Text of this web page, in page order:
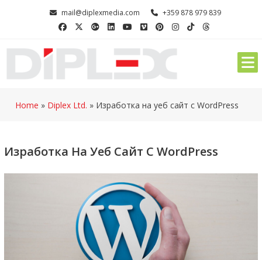
mail@diplexmedia.com +359 878 979 839
Home » Diplex Ltd. » Изработка на уеб сайт с WordPress
Изработка На Уеб Сайт С WordPress